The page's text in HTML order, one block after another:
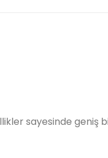
sayesinde geniş